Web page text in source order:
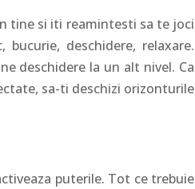
tine si iti reamintesti sa te joci
deschidere, relaxare.
deschidere la un alt nivel. Ca
sa-ti deschizi orizonturile
puterile. Tot ce trebuie